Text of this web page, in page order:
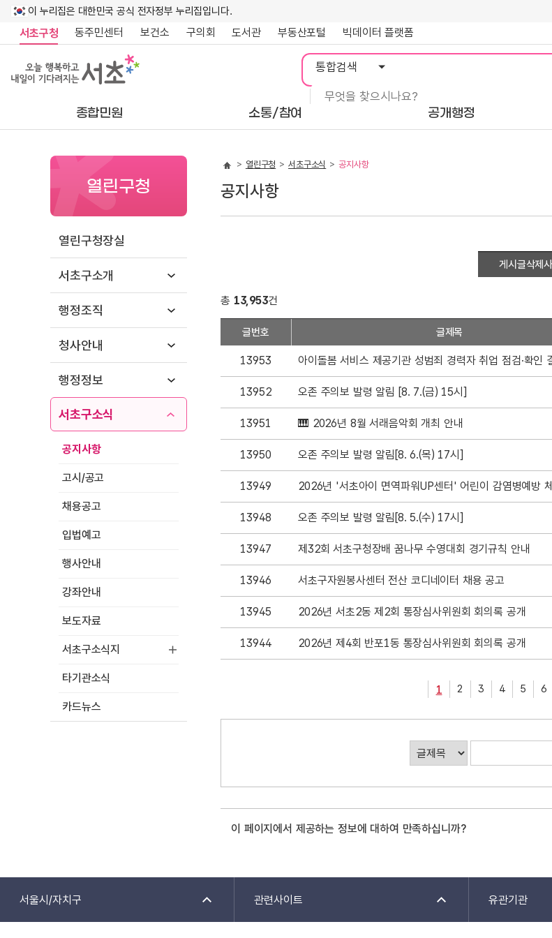
이 누리집은 대한민국 공식 전자정부 누리집입니다.
서초구청 동주민센터 보건소 구의회 도서관 부동산포털 빅데이터 플랫폼
통
합
검
색
종합민원 소통/참여 공개행정
열린구청
열린구청장실
서초구소개
행정조직
청사안내
행정정보
서초구소식
공지사항
고시/공고
채용공고
입법예고
행사안내
강좌안내
보도자료
서초구소식지
타기관소식
카드뉴스
열린구청 서초구소식 공지사항
공지사항
게시글삭제
총 13,953건
지
항
록
글번호 글제목
13953
13952 오존 주의보 발령 알림 [8. 7.(금) 15시]
13951 🎹 2026년 8월 서래음악회 개최 안내
13950 오존 주의보 발령 알림[8. 6.(목) 17시]
13949
13948 오존 주의보 발령 알림[8. 5.(수) 17시]
13947 제32회 서초구청장배 꿈나무 수영대회 경기규칙 안내
13946 서초구자원봉사센터 전산 코디네이터 채용 공고
13945 2026년 서초2동 제2회 통장심사위원회 회의록 공개
13944 2026년 제4회 반포1동 통장심사위원회 회의록 공개
1 2 3 4 5 6
이 페이지에서 제공하는 정보에 대하여 만족하십니까?
서울시/자치구 관련사이트 유관기관